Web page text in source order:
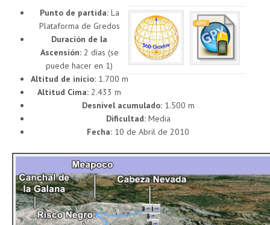
Punto de partida: La
Plataforma de Gredos
Duración de la
Ascensión: 2 días (se
puede hacer en 1)
Altitud de inicio: 1.700 m
Altitud Cima: 2.433 m
Desnivel acumulado: 1.500 m
Dificultad: Media
Fecha: 10 de Abril de 2010